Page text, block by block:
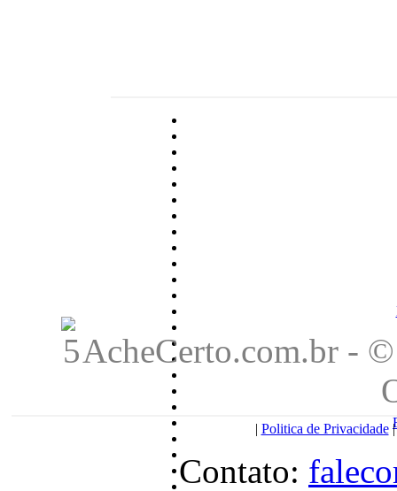
AcheCerto.com.br -
| Politica de Privacidade
Contato: